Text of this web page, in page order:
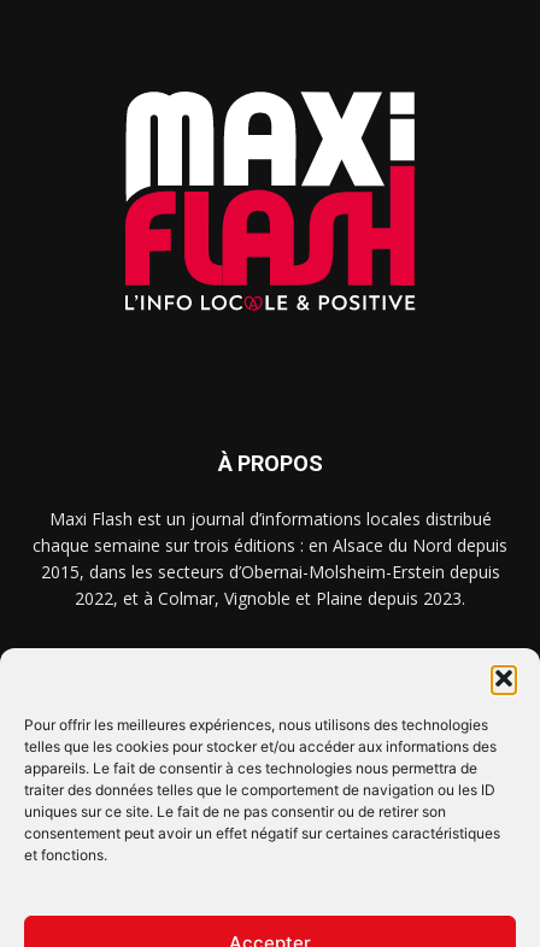
Pour offrir les meilleures expériences, nous utilisons des technologies
telles que les cookies pour stocker et/ou accéder aux informations des
appareils. Le fait de consentir à ces technologies nous permettra de
traiter des données telles que le comportement de navigation ou les ID
uniques sur ce site. Le fait de ne pas consentir ou de retirer son
consentement peut avoir un effet négatif sur certaines caractéristiques
et fonctions.
Accepter
À PROPOS
Maxi Flash est un journal d’informations locales distribué
chaque semaine sur trois éditions : en Alsace du Nord depuis
2015, dans les secteurs d’Obernai-Molsheim-Erstein depuis
2022, et à Colmar, Vignoble et Plaine depuis 2023.
CLIQUEZ ICI !
SUIVEZ-NOUS !